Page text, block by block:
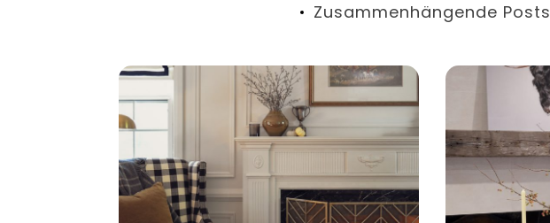
Zusammenhängende Posts